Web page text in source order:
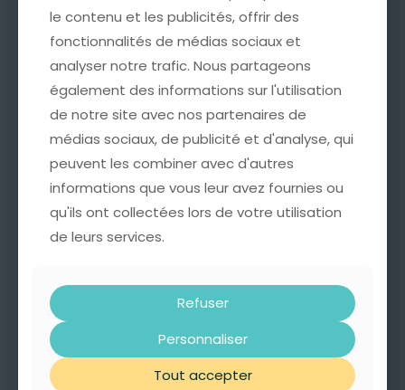
Emballage Cadeau avec
Carte Personnalisée
4,99€
Cette option est idéale pour offrir un bijou
accompagné d’un mot doux, à l’occasion d’un
anniversaire, d’une fête ou de tout autre moment
important.
pour une présentation raffinée.
* Une carte sur laquelle nous pouvons inscrire un
mot personnalisé au verso (100 caractères max).
le contenu et les publicités, offrir des
fonctionnalités de médias sociaux et
analyser notre trafic. Nous partageons
également des informations sur l'utilisation
de notre site avec nos partenaires de
médias sociaux, de publicité et d'analyse, qui
peuvent les combiner avec d'autres
informations que vous leur avez fournies ou
qu'ils ont collectées lors de votre utilisation
de leurs services.
Refuser
Personnaliser
Tout accepter
le contenu et les publicités, offrir des
fonctionnalités de médias sociaux et
analyser notre trafic. Nous partageons
également des informations sur l'utilisation
de notre site avec nos partenaires de
médias sociaux, de publicité et d'analyse, qui
peuvent les combiner avec d'autres
informations que vous leur avez fournies ou
qu'ils ont collectées lors de votre utilisation
de leurs services.
Refuser
Personnaliser
Tout accepter